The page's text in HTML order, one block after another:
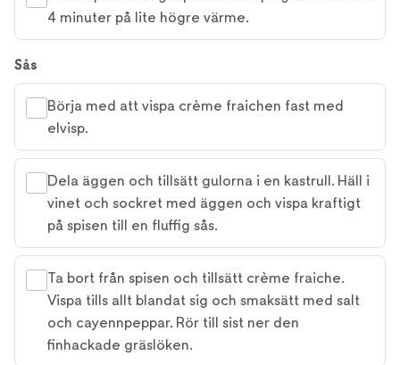
4 minuter på lite högre värme.
Sås
Börja med att vispa crème fraichen fast med
elvisp.
Dela äggen och tillsätt gulorna i en kastrull. Häll i
vinet och sockret med äggen och vispa kraftigt
på spisen till en fluffig sås.
Ta bort från spisen och tillsätt crème fraiche.
Vispa tills allt blandat sig och smaksätt med salt
och cayennpeppar. Rör till sist ner den
finhackade gräslöken.